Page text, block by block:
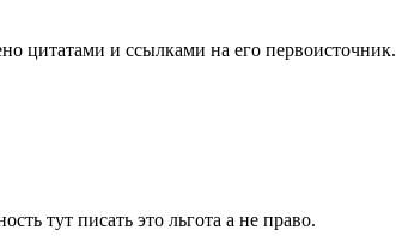
цитатами и ссылками на его
тут писать это льгота а не право.